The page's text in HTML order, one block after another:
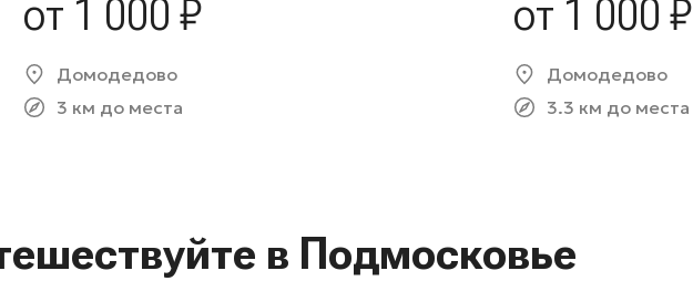
от 1 000 ₽
Домодедово
3 км до места
от 1 000 ₽
Домодедово
3.3 км до места
в Подмосковье